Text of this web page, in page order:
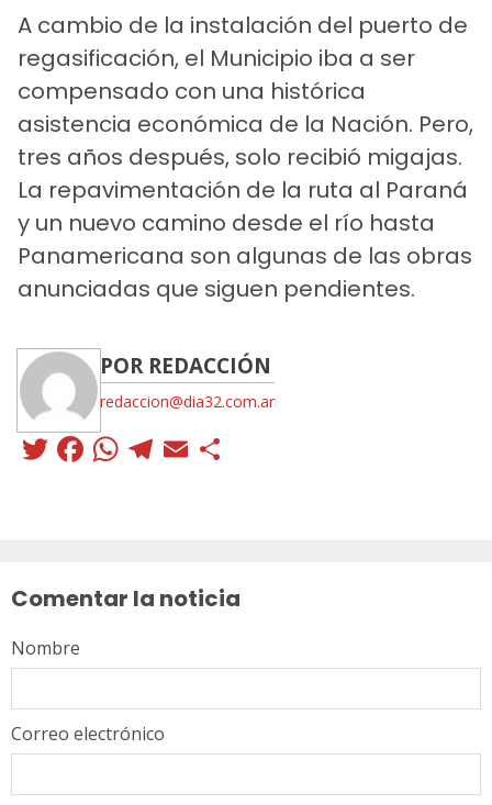
A cambio de la instalación del puerto de
regasificación, el Municipio iba a ser
compensado con una histórica
asistencia económica de la Nación. Pero,
tres años después, solo recibió migajas.
La repavimentación de la ruta al Paraná
y un nuevo camino desde el río hasta
Panamericana son algunas de las obras
anunciadas que siguen pendientes.
POR REDACCIÓN
redaccion@dia32.com.ar
Twitter
Facebook
WhatsApp
Telegram
Email
Comentar la noticia
Nombre
Correo electrónico